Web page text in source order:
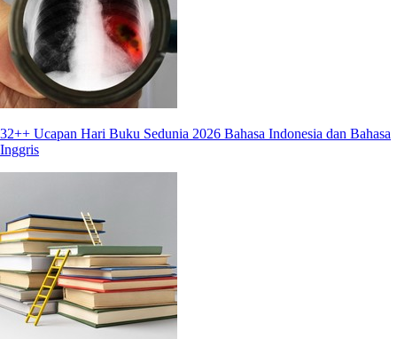
32++ Ucapan Hari Buku Sedunia 2026 Bahasa Indonesia dan Bahasa
Inggris